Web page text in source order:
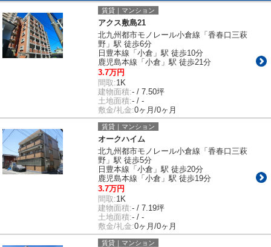
賃貸｜マンション
アクス敷島21
北九州都市モノレール小倉線「香春口三萩
野」駅 徒歩6分
日豊本線「小倉」駅 徒歩10分
鹿児島本線「小倉」駅 徒歩21分
3.7万円
間取:1K
建物面積:- / 7.50坪
土地面積:- / -
敷金/礼金:0ヶ月/0ヶ月
賃貸｜マンション
オークハイム
北九州都市モノレール小倉線「香春口三萩
野」駅 徒歩5分
日豊本線「小倉」駅 徒歩20分
鹿児島本線「小倉」駅 徒歩19分
3.7万円
間取:1K
建物面積:- / 7.19坪
土地面積:- / -
敷金/礼金:0ヶ月/0ヶ月
賃貸｜マンション